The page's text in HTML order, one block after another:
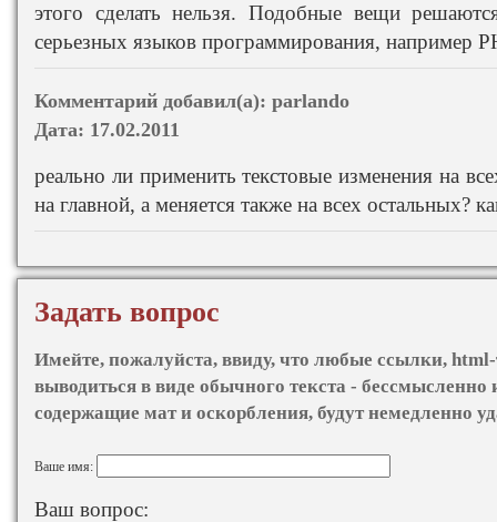
этого сделать нельзя. Подобные вещи
серьезных языков программирования, например
Комментарий добавил(а): parlando
Дата: 17.02.2011
реально ли применить текстовые изменения на
на главной, а меняется также на всех остальных?
Задать вопрос
Имейте, пожалуйста, ввиду, что любые ссылки,
выводиться в виде обычного текста - бессмысленно
содержащие мат и оскорбления, будут немедленно
Ваше имя:
Ваш вопрос: